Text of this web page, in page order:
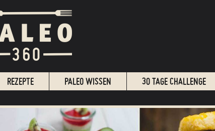
REZEPTE PALEO WISSEN 30 TAGE CHALLENGE